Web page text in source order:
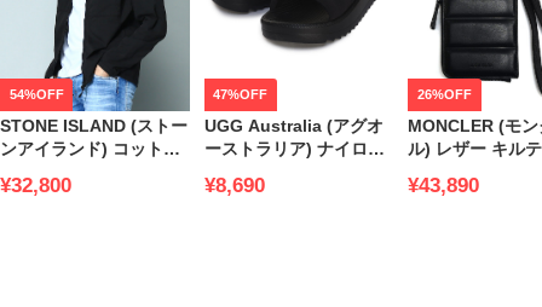
54%OFF
STONE ISLAND (ストー
ンアイランド) コットン
ケット SI781510210 メ
¥32,800
47%OFF
UGG Australia (アグオ
ーストラリア) ナイロン
Maxxer Slide メンズ ブ
¥8,690
26%OFF
MONCLER (モ
ル) レザー キル
¥43,890